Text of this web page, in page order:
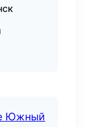
Южный